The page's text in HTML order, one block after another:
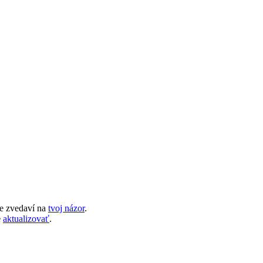
zvedaví na tvoj názor.
aktualizovať.